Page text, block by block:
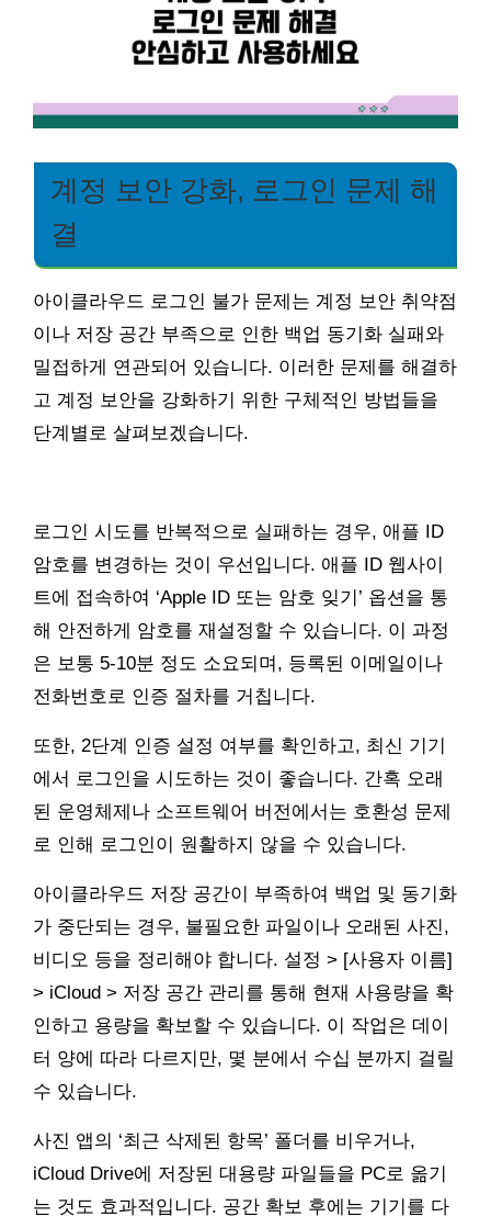
계정 보안 강화, 로그인 문제 해
결
아이클라우드 로그인 불가 문제는 계정 보안 취약점
이나 저장 공간 부족으로 인한 백업 동기화 실패와
밀접하게 연관되어 있습니다. 이러한 문제를 해결하
고 계정 보안을 강화하기 위한 구체적인 방법들을
단계별로 살펴보겠습니다.
로그인 시도를 반복적으로 실패하는 경우, 애플 ID
암호를 변경하는 것이 우선입니다. 애플 ID 웹사이
트에 접속하여 ‘Apple ID 또는 암호 잊기’ 옵션을 통
해 안전하게 암호를 재설정할 수 있습니다. 이 과정
은 보통 5-10분 정도 소요되며, 등록된 이메일이나
전화번호로 인증 절차를 거칩니다.
또한, 2단계 인증 설정 여부를 확인하고, 최신 기기
에서 로그인을 시도하는 것이 좋습니다. 간혹 오래
된 운영체제나 소프트웨어 버전에서는 호환성 문제
로 인해 로그인이 원활하지 않을 수 있습니다.
아이클라우드 저장 공간이 부족하여 백업 및 동기화
가 중단되는 경우, 불필요한 파일이나 오래된 사진,
비디오 등을 정리해야 합니다. 설정 > [사용자 이름]
> iCloud > 저장 공간 관리를 통해 현재 사용량을 확
인하고 용량을 확보할 수 있습니다. 이 작업은 데이
터 양에 따라 다르지만, 몇 분에서 수십 분까지 걸릴
수 있습니다.
사진 앱의 ‘최근 삭제된 항목’ 폴더를 비우거나,
iCloud Drive에 저장된 대용량 파일들을 PC로 옮기
는 것도 효과적입니다. 공간 확보 후에는 기기를 다